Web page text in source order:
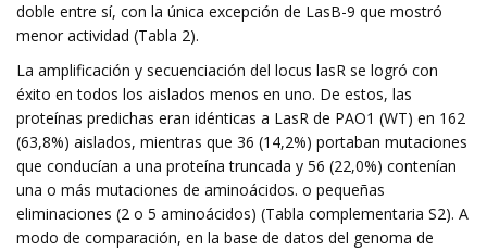
doble entre sí, con la única excepción de LasB-9 que mostró
menor actividad (Tabla 2).
La amplificación y secuenciación del locus lasR se logró con
éxito en todos los aislados menos en uno. De estos, las
proteínas predichas eran idénticas a LasR de PAO1 (WT) en 162
(63,8%) aislados, mientras que 36 (14,2%) portaban mutaciones
que conducían a una proteína truncada y 56 (22,0%) contenían
una o más mutaciones de aminoácidos. o pequeñas
eliminaciones (2 o 5 aminoácidos) (Tabla complementaria S2). A
modo de comparación, en la base de datos del genoma de